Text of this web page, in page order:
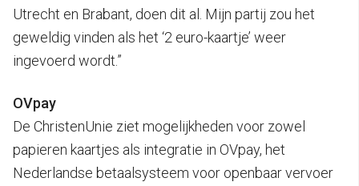
Utrecht en Brabant, doen dit al. Mijn partij zou het
geweldig vinden als het ‘2 euro-kaartje’ weer
ingevoerd wordt.”
OVpay
De ChristenUnie ziet mogelijkheden voor zowel
papieren kaartjes als integratie in OVpay, het
Nederlandse betaalsysteem voor openbaar vervoer